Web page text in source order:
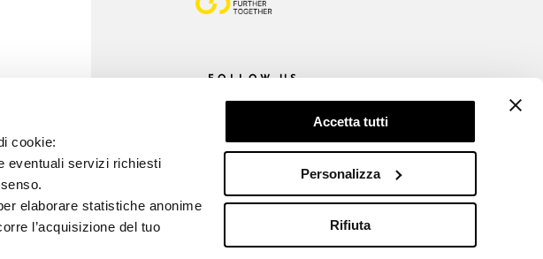
cookie:
eventuali servizi richiesti
elaborare statistiche anonime
l’acquisizione del tuo
Accetta tutti
Personalizza
Rifiuta
FOLLOW US